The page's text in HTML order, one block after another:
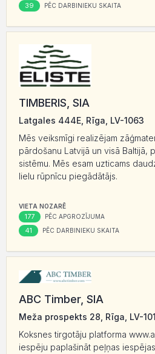
39 PĒC DARBINIEKU SKAITA
TIMBERIS, SIA
Latgales 444E, Rīga, LV-1063
Mēs veiksmīgi realizējam
pārdošanu Latvijā un visā Baltijā,
sistēmu. Mēs esam uzticams
lielu rūpnīcu piegādātājs.
VIETA NOZARĒ
177 PĒC APGROZĪJUMA
41 PĒC DARBINIEKU SKAITA
ABC Timber, SIA
Meža prospekts 28, Rīga, LV-
Koksnes tirgotāju platforma
iespēju paplašināt peļņas